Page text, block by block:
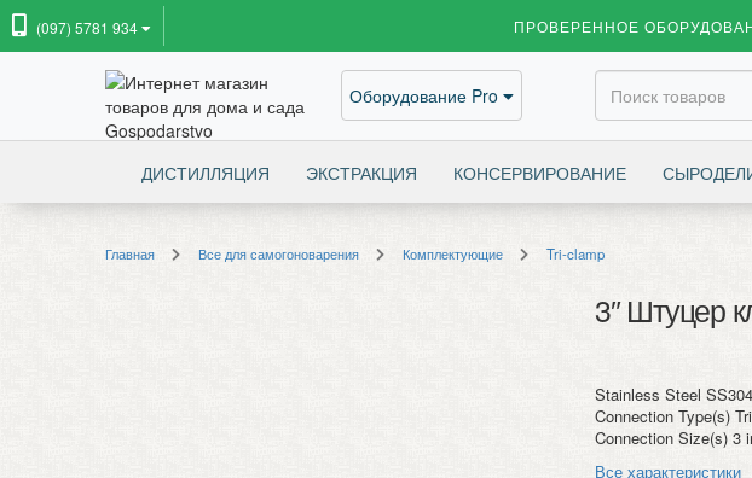
(097) 5781 934 ПРОВЕРЕННОЕ
Оборудование Pro
ДИСТИЛЛЯЦИЯ ЭКСТРАКЦИЯ КОНСЕРВИРОВАНИЕ
Главная Все для самогоноварения Комплектующие Tri-clamp
3″ Штуцер
Stainless Steel SS304
Connection Type(s)
Connection Size(s) 3
Все характеристики